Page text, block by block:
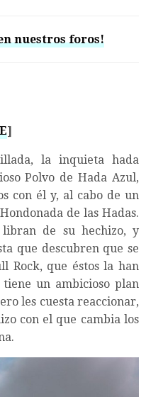
nuestros foros!
]
la inquieta hada
Polvo de Hada Azul,
con él y, al cabo de un
de las Hadas.
libran de su hechizo, y
que descubren que se
Rock, que éstos la han
un ambicioso plan
les cuesta reaccionar,
con el que cambia los